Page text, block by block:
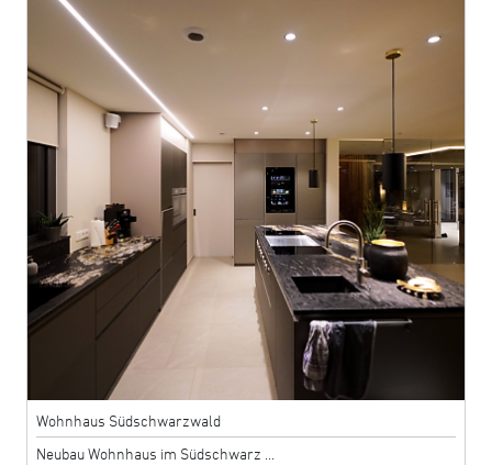
Wohnhaus Südschwarzwald
Neubau Wohnhaus im Südschwarz ...